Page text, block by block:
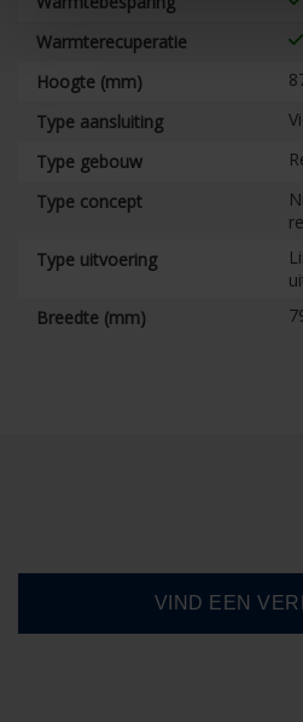
Warmterecuperatie
Hoogte (mm)
Type aansluiting
Type gebouw
Type concept
Type uitvoering
Breedte (mm)